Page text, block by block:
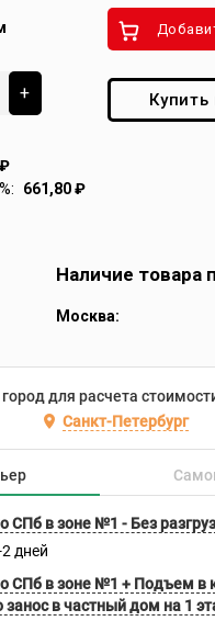
+
₽
661,80₽
Купить
Наличие товара
Москва:
для расчета
Санкт-Петербург
СПб в зоне №1 - Без
дней
СПб в зоне №1 + Подъем в
занос в частный дом на 1